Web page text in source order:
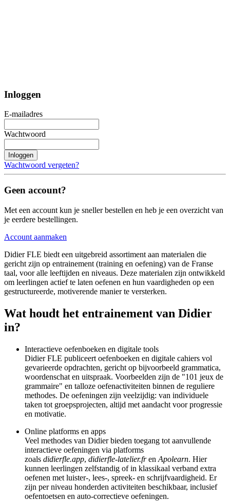
Inloggen
E-mailadres
Wachtwoord
Inloggen
Wachtwoord vergeten?
Geen account?
Met een account kun je sneller bestellen en heb je een overzicht van
je eerdere bestellingen.
Account aanmaken
Didier FLE biedt een uitgebreid assortiment aan materialen die
gericht zijn op entrainement (training en oefening) van de Franse
taal, voor alle leeftijden en niveaus. Deze materialen zijn ontwikkeld
om leerlingen actief te laten oefenen en hun vaardigheden op een
gestructureerde, motiverende manier te versterken.
Wat houdt het entrainement van Didier
in?
Interactieve oefenboeken en digitale tools
Didier FLE publiceert oefenboeken en digitale cahiers vol
gevarieerde opdrachten, gericht op bijvoorbeeld grammatica,
woordenschat en uitspraak. Voorbeelden zijn de "101 jeux de
grammaire" en talloze oefenactiviteiten binnen de reguliere
methodes. De oefeningen zijn veelzijdig: van individuele
taken tot groepsprojecten, altijd met aandacht voor progressie
en motivatie.
Online platforms en apps
Veel methodes van Didier bieden toegang tot aanvullende
interactieve oefeningen via platforms
zoals didierfle.app, didierfle-latelier.fren Apolearn. Hier
kunnen leerlingen zelfstandig of in klassikaal verband extra
oefenen met luister-, lees-, spreek- en schrijfvaardigheid. Er
zijn per niveau honderden activiteiten beschikbaar, inclusief
oefentoetsen en auto-correctieve oefeningen.